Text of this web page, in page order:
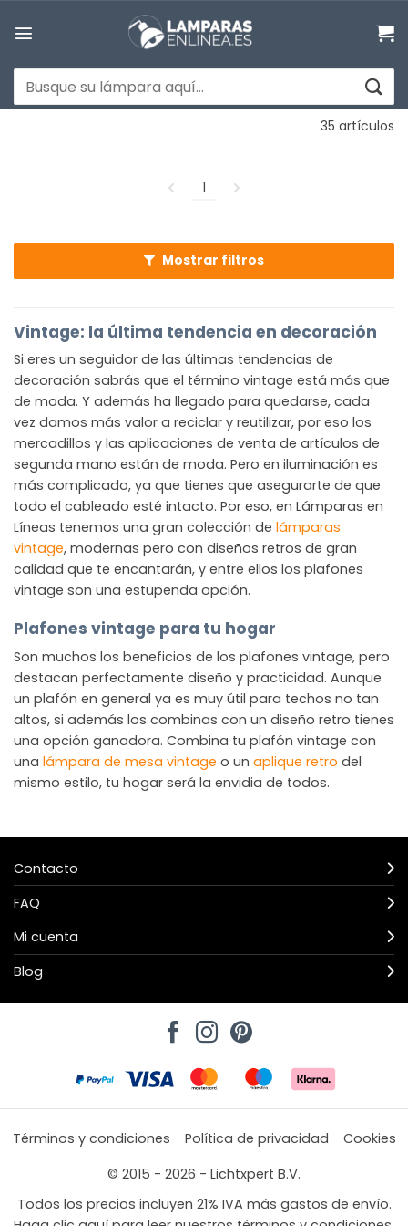
Buscar
por:
35 artículos
1
Mostrar filtros
Vintage: la última tendencia en decoración
Si eres un seguidor de las últimas tendencias de
decoración sabrás que el término vintage está más que
de moda. Y además ha llegado para quedarse, cada
vez damos más valor a reciclar y reutilizar, por eso los
mercadillos y las aplicaciones de venta de artículos de
segunda mano están de moda. Pero en iluminación es
más complicado, ya que tienes que asegurarte de que
todo el cableado esté intacto. Por eso, en Lámparas en
Líneas tenemos una gran colección de lámparas
vintage, modernas pero con diseños retros de gran
calidad que te encantarán, y entre ellos los plafones
vintage son una estupenda opción.
Plafones vintage para tu hogar
Son muchos los beneficios de los plafones vintage, pero
destacan perfectamente diseño y practicidad. Aunque
un plafón en general ya es muy útil para techos no tan
altos, si además los combinas con un diseño retro tienes
una opción ganadora. Combina tu plafón vintage con
una lámpara de mesa vintage o un aplique retro del
mismo estilo, tu hogar será la envidia de todos.
Contacto
FAQ
Mi cuenta
Blog
Términos y condiciones Política de privacidad
Cookies
© 2015 - 2026 - Lichtxpert B.V.
Todos los precios incluyen 21% IVA más gastos de envío.